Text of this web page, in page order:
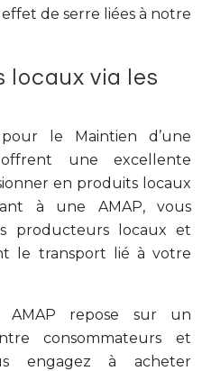
effet de serre liées à notre
locaux via les
pour le Maintien d’une
une excellente
en produits locaux
à une AMAP, vous
producteurs locaux et
le transport lié à votre
AMAP repose sur un
consommateurs et
engagez à acheter